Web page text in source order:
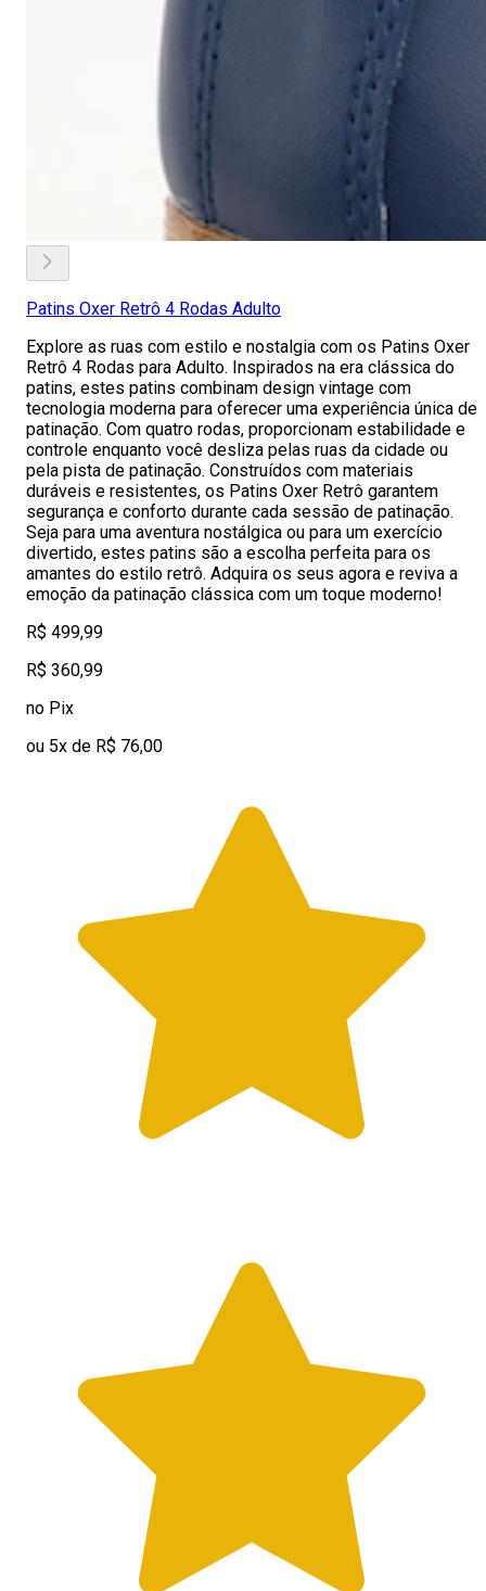
Patins Oxer Retrô 4 Rodas Adulto
Explore as ruas com estilo e nostalgia com os Patins Oxer
Retrô 4 Rodas para Adulto. Inspirados na era clássica do
patins, estes patins combinam design vintage com
tecnologia moderna para oferecer uma experiência única de
patinação. Com quatro rodas, proporcionam estabilidade e
controle enquanto você desliza pelas ruas da cidade ou
pela pista de patinação. Construídos com materiais
duráveis e resistentes, os Patins Oxer Retrô garantem
segurança e conforto durante cada sessão de patinação.
Seja para uma aventura nostálgica ou para um exercício
divertido, estes patins são a escolha perfeita para os
amantes do estilo retrô. Adquira os seus agora e reviva a
emoção da patinação clássica com um toque moderno!
R$ 499,99
R$ 360,99
no Pix
ou 5x de R$ 76,00